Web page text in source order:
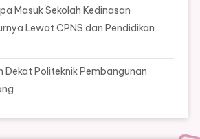
Masuk Sekolah Kedinasan
Lewat CPNS dan Pendidikan
Dekat Politeknik Pembangunan